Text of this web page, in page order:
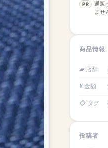
PR
通販
ませ
商品情報
店舗
金額
タグ
投稿者